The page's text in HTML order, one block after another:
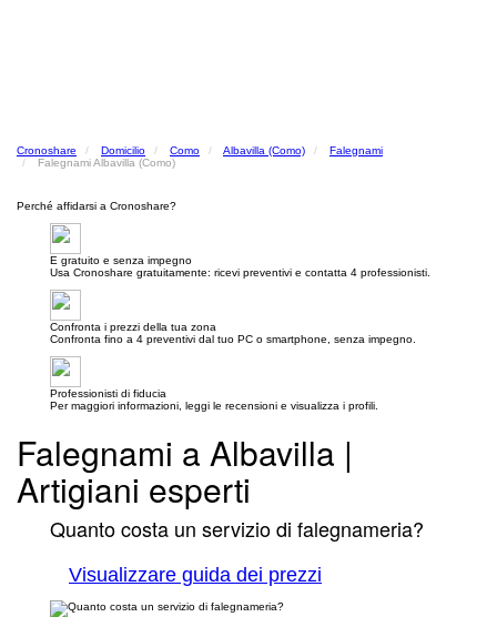
Cronoshare Domicilio Como Albavilla (Como)
Falegnami
Falegnami Albavilla (Como)
Perché affidarsi a Cronoshare?
E gratuito e senza impegno
Usa Cronoshare gratuitamente: ricevi preventivi e contatta 4 professionisti.
Confronta i prezzi della tua zona
Confronta fino a 4 preventivi dal tuo PC o smartphone, senza impegno.
Professionisti di fiducia
Per maggiori informazioni, leggi le recensioni e visualizza i profili.
Falegnami a Albavilla |
Artigiani esperti
Quanto costa un servizio di falegnameria?
Visualizzare guida dei prezzi